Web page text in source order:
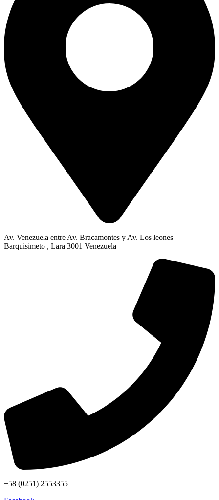
Av. Venezuela entre Av. Bracamontes y Av. Los leones
Barquisimeto , Lara 3001 Venezuela
+58 (0251) 2553355